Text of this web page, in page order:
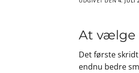
At vælge
Det første
endnu bedre